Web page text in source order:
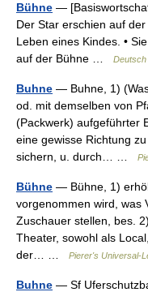
Bühne —
Der Star erschien auf
Leben eines Kindes. •
auf der Bühne …
Buhne — Buhne, 1)
od. mit demselben von
(Packwerk) aufgeführter
eine gewisse Richtung
sichern, u. durch… …
Bühne — Bühne, 1)
vorgenommen wird, was
Zuschauer stellen, bes.
Theater, sowohl als
der… …
Pierer's Universal-
Buhne — Sf